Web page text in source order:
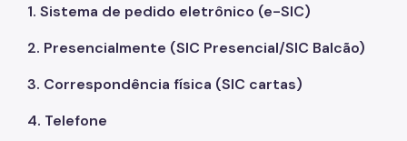
1. Sistema de pedido eletrônico (e-SIC)
2. Presencialmente (SIC Presencial/SIC Balcão)
3. Correspondência física (SIC cartas)
4. Telefone